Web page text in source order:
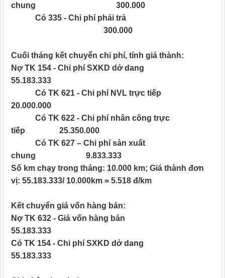
chung 300.000
Có 335 - Chi phí phải trả
300.000
Cuối tháng kết chuyển chi phí, tính giá thành:
Nợ TK 154 - Chi phí SXKD dở dang
55.183.333
Có TK 621 - Chi phí NVL trực tiếp
20.000.000
Có TK 622 - Chi phí nhân công trực
tiếp 25.350.000
Có TK 627 – Chi phí sản xuất
chung 9.833.333
Số km chạy trong tháng: 10.000 km; Giá thành đơn
vị: 55.183.333/ 10.000km = 5.518 đ/km
Kết chuyển giá vốn hàng bán:
Nợ TK 632 - Giá vốn hàng bán
55.183.333
Có TK 154 - Chi phí SXKD dở dang
55.183.333